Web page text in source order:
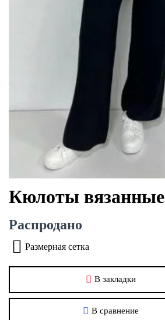
Кюлоты вязанные
Распродано
В закладки
В сравнение
Размерная сетка